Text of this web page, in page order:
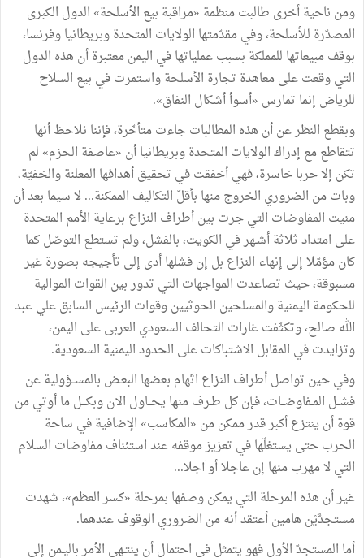
ومن ناحيةأخرى طالبتمنظمة «مراقبة بيع الأسلحة» الدول الكبرى
المصدّرة للأسلحة،وفيمقدّمتها الولايات المتحدةوبريطانياوفرنسا،
بوقفمبيعاتها للمملكة بسببعملياتهافي اليمنمعتبرةأن هذه الدول
التيوقعتعلىمعاهدة تجارة الأسلحةواستمرتفي بيع السلاح
للرياض إنما تمارس «أسوأأشكال النفاق»
.
وبقطع النظرعنأن هذه المطالباتجاءتمتأخّرة،فإننا نلاحظأنها
تتقاطعمع إدراكالولايات المتحدةوبريطانياأن «عاصفة الحزم» لم
تكن إلاحرباخاسرة،فهيأخفقتفي تحقيقأهدافها المعلنةوالخفيّة،
وباتمن الضروري الخروجمنها بأقلّ التكاليف الممكنة... لاسيما بعدأن
منيت المفاوضات التيجرت بينأطراف النزاع برعاية الأمم المتحدة
على امتدادثلاثةأشـهرفي الكويت،بالفشل،ولم تستطع التوصّلكما
كانمؤمّلاإلى إنهاء النزاع بل إنفشلهاأدى إلى تأجيجه بصورةغير
مسبوقة،حيث تصاعدت المواجهات التي تدوربين القوات الموالية
للحكومة اليمنيةوالمسلحين الحوثيينوقوات الرئيس السابقعليعبد
الله صالح،وتكثّفتغارات التحالف السعودي العربىعلى اليمن،
وتزايدتفي المقابل الاشتباكاتعلى الحدوداليمنية السعودية.
وفيحين تواصلأطراف النزاع اتّهام بعضها البعـض بالمســؤوليةعن
فشــل المـفاوضــات،فـإنكل طـرفمنها يحــاول الآنوبكـــلماأوتيمن
قوةأن ينتزعأكبرقدرممكنمن «المكاسب» الإضافيةفي ساحة
الحربحتى يستغلّهافي تعزيزموقفهعنداستئنافمفاوضات السلام
التي لامهربمنها إنعاجلاأوآجلا...
غيرأن هذه المرحلة التي يمكنوصفها بمرحلة «كسرالعظم»،شهدت
مستجدَّيْن هامينأعتقدأنهمن الضروري الوقوفعندهما.
أما المستجدّالأولفهويتمثلفي احتمالأن ينتـهي الأمرباليـمن إلى